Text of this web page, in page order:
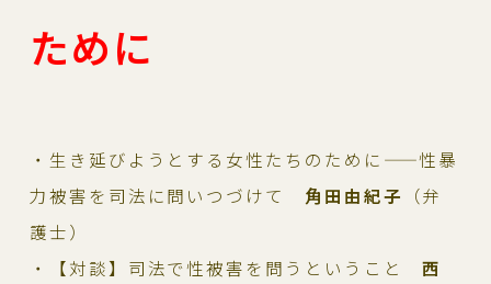
ために
・生き延びようとする女性たちのために——性暴
力被害を司法に問いつづけて 角田由紀子
（弁
護士）
・【対談】司法で性被害を問うということ西